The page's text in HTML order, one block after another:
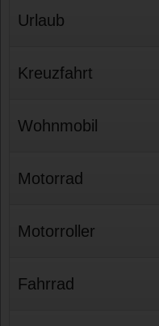
Urlaub
Kreuzfahrt
Wohnmobil
Motorrad
Motorroller
Fahrrad